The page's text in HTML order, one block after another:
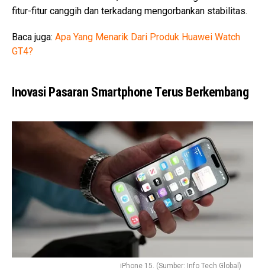
fitur-fitur canggih dan terkadang mengorbankan stabilitas.
Baca juga: Apa Yang Menarik Dari Produk Huawei Watch
GT4?
Inovasi Pasaran Smartphone Terus Berkembang
iPhone 15. (Sumber: Info Tech Global)